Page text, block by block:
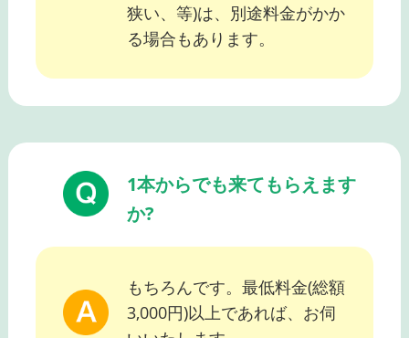
狭い、等)は、別途料金がかか
る場合もあります。
1本からでも来てもらえます
か?
もちろんです。最低料金(総額
3,000円)以上であれば、お伺